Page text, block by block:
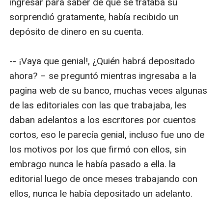
sorprendió gratamente, había recibido un
depósito de dinero en su cuenta.
-- ¡Vaya que genial!, ¿Quién habrá depositado
ahora? – se preguntó mientras ingresaba a la
pagina web de su banco, muchas veces algunas
de las editoriales con las que trabajaba, les
daban adelantos a los escritores por cuentos
cortos, eso le parecía genial, incluso fue uno de
los motivos por los que firmó con ellos, sin
embrago nunca le había pasado a ella. la
editorial luego de once meses trabajando con
ellos, nunca le había depositado un adelanto.